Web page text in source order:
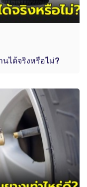
นได้จริงหรือไม่?